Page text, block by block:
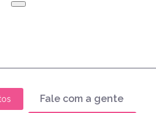
Fale com a gente